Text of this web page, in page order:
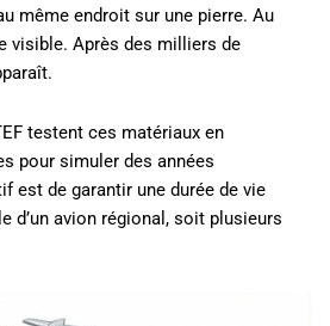
même endroit sur une pierre. Au
visible. Après des milliers de
testent ces matériaux en
pour simuler des années
est de garantir une durée de vie
d’un avion régional, soit plusieurs